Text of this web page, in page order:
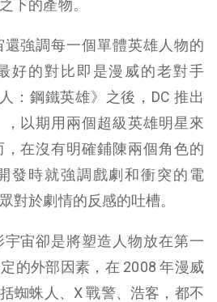
下的產物。
強調每一個單體英雄人物的
好的對比即是漫威的老對手
：鋼鐵英雄》之後，DC 推出
以期用兩個超級英雄明星來
在沒有明確鋪陳兩個角色的
發時就強調戲劇和衝突的電
對於劇情的反感的吐槽。
宙卻是將塑造人物放在第一
的外部因素，在 2008 年漫威
蜘蛛人、X 戰警、浩客，都不